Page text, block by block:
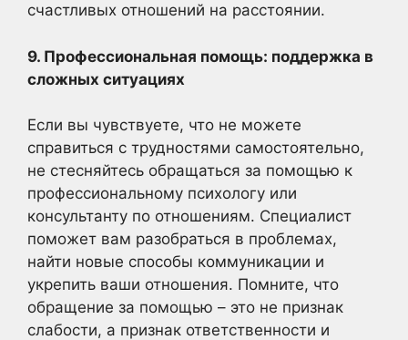
счастливых отношений на расстоянии.
9. Профессиональная помощь: поддержка в
сложных ситуациях
Если вы чувствуете, что не можете
справиться с трудностями самостоятельно,
не стесняйтесь обращаться за помощью к
профессиональному психологу или
консультанту по отношениям. Специалист
поможет вам разобраться в проблемах,
найти новые способы коммуникации и
укрепить ваши отношения. Помните, что
обращение за помощью – это не признак
слабости, а признак ответственности и